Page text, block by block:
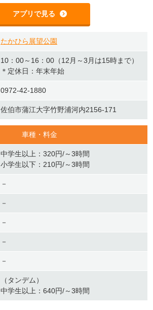
アプリで見る
たかひら展望公園
10：00～16：00（12月～3月は15時まで）
＊定休日：年末年始
0972-42-1880
佐伯市蒲江大字竹野浦河内2156-171
車種・料金
中学生以上：320円/～3時間
小学生以下：210円/～3時間
－
－
－
－
－
（タンデム）
中学生以上：640円/～3時間